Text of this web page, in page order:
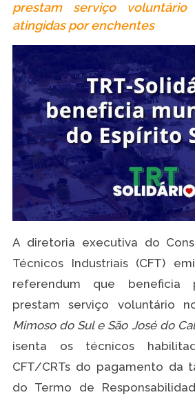
prestam serviço voluntário
atingidas por enchentes
A diretoria executiva do
Técnicos Industriais (CFT)
referendum que beneficia
prestam serviço voluntário
Mimoso do Sul e São José do
isenta os técnicos
CFT/CRTs do pagamento da
do Termo de